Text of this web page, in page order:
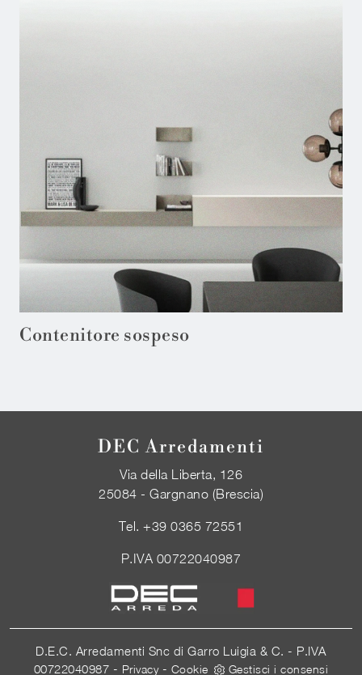
Contenitore sospeso
DEC Arredamenti
Via della Liberta, 126
25084 - Gargnano (Brescia)
Tel.+39 0365 72551
P.IVA 00722040987
D.E.C. Arredamenti Snc di Garro Luigia & C. - P.IVA
00722040987 - Privacy- Cookie Gestisci i consensi